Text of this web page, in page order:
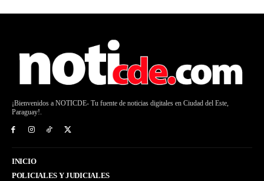
¡Bienvenidos a NOTICDE- Tu fuente de noticias digitales en Ciudad del Este,
Paraguay!.
INICIO
POLICIALES Y JUDICIALES